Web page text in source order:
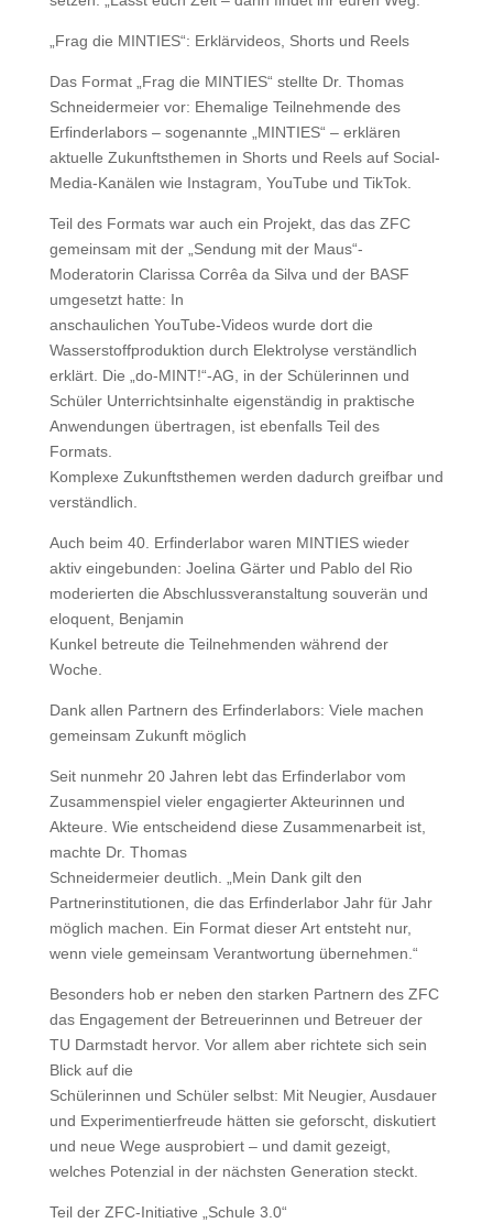
„Frag die MINTIES“: Erklärvideos, Shorts und Reels
Das Format „Frag die MINTIES“ stellte Dr. Thomas
Schneidermeier vor: Ehemalige Teilnehmende des
Erfinderlabors – sogenannte „MINTIES“ – erklären
aktuelle Zukunftsthemen in Shorts und Reels auf Social-
Media-Kanälen wie Instagram, YouTube und TikTok.
Teil des Formats war auch ein Projekt, das das ZFC
gemeinsam mit der „Sendung mit der Maus“-
Moderatorin Clarissa Corrêa da Silva und der BASF
umgesetzt hatte: In
anschaulichen YouTube-Videos wurde dort die
Wasserstoffproduktion durch Elektrolyse verständlich
erklärt. Die „do-MINT!“-AG, in der Schülerinnen und
Schüler Unterrichtsinhalte eigenständig in praktische
Anwendungen übertragen, ist ebenfalls Teil des
Formats.
Komplexe Zukunftsthemen werden dadurch greifbar und
verständlich.
Auch beim 40. Erfinderlabor waren MINTIES wieder
aktiv eingebunden: Joelina Gärter und Pablo del Rio
moderierten die Abschlussveranstaltung souverän und
eloquent, Benjamin
Kunkel betreute die Teilnehmenden während der
Woche.
Dank allen Partnern des Erfinderlabors: Viele machen
gemeinsam Zukunft möglich
Seit nunmehr 20 Jahren lebt das Erfinderlabor vom
Zusammenspiel vieler engagierter Akteurinnen und
Akteure. Wie entscheidend diese Zusammenarbeit ist,
machte Dr. Thomas
Schneidermeier deutlich. „Mein Dank gilt den
Partnerinstitutionen, die das Erfinderlabor Jahr für Jahr
möglich machen. Ein Format dieser Art entsteht nur,
wenn viele gemeinsam Verantwortung übernehmen.“
Besonders hob er neben den starken Partnern des ZFC
das Engagement der Betreuerinnen und Betreuer der
TU Darmstadt hervor. Vor allem aber richtete sich sein
Blick auf die
Schülerinnen und Schüler selbst: Mit Neugier, Ausdauer
und Experimentierfreude hätten sie geforscht, diskutiert
und neue Wege ausprobiert – und damit gezeigt,
welches Potenzial in der nächsten Generation steckt.
Teil der ZFC-Initiative „Schule 3.0“